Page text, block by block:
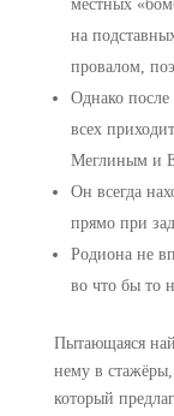
местных
на
провалом,
Однако после
всех
Меглиным и
Он всегда
прямо при
Родиона не
во что бы то
Пытающаяся
нему в
который